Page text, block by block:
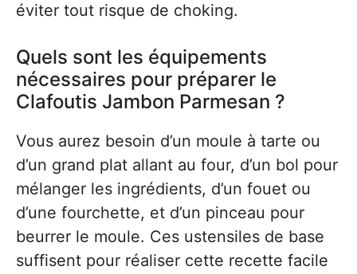
éviter tout risque de choking.
Quels sont les équipements
nécessaires pour préparer le
Clafoutis Jambon Parmesan ?
Vous aurez besoin d’un moule à tarte ou
d’un grand plat allant au four, d’un bol pour
mélanger les ingrédients, d’un fouet ou
d’une fourchette, et d’un pinceau pour
beurrer le moule. Ces ustensiles de base
suffisent pour réaliser cette recette facile